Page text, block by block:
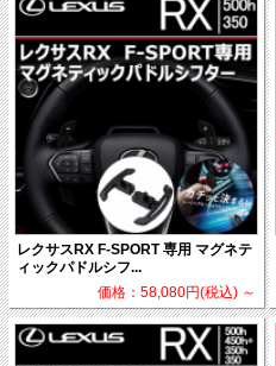
レクサスRX F-SPORT 専用 マグネテ
ィックパドルシフ...
価格：58,080円(税込) ～